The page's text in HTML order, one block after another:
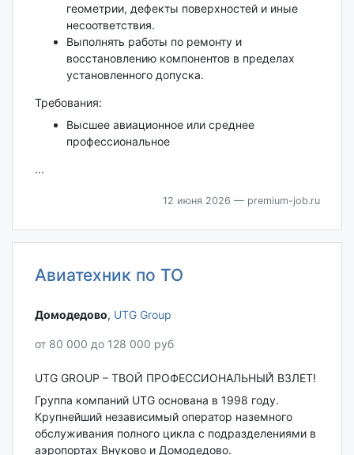
геометрии, дефекты поверхностей и иные
несоответствия.
Выполнять работы по ремонту и
восстановлению компонентов в пределах
установленного допуска.
Требования:
Высшее авиационное или среднее
профессиональное
...
12 июня 2026 — premium-job.ru
Авиатехник по ТО
Домодедово‎, UTG Group
от 80 000 до 128 000 руб
UTG GROUP – ТВОЙ ПРОФЕССИОНАЛЬНЫЙ̆ ВЗЛЕТ!
Группа компаний UTG основана в 1998 году.
Крупнейший независимый оператор наземного
обслуживания полного цикла с подразделениями в
аэропортах Внуково и Домодедово.